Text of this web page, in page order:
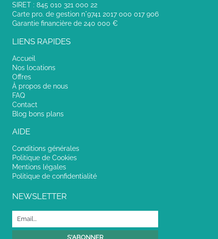
SIRET : 845 010 321 000 22
Carte pro. de gestion n°9741 2017 000 017 906
Garantie financière de 240 000 €
LIENS RAPIDES
Accueil
Nos locations
Offres
À propos de nous
FAQ
Contact
Blog bons plans
AIDE
Conditions générales
Politique de Cookies
Mentions légales
Politique de confidentialité
NEWSLETTER